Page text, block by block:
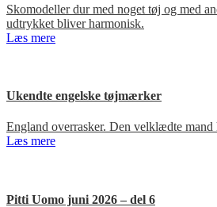
Skomodeller dur med noget tøj og med
udtrykket bliver harmonisk.
Læs mere
Ukendte engelske tøjmærker
England overrasker. Den velklædte
Læs mere
Pitti Uomo juni 2026 – del 6